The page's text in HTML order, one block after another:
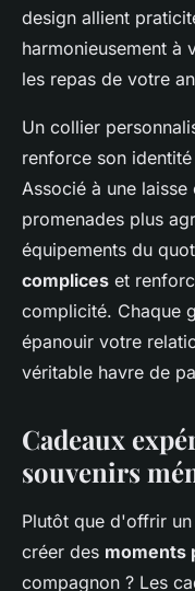
design allient
harmonieusement à
les repas de votre
Un collier
renforce son
Associé à une
promenades plus
équipements du
complices et
complicité. Chaque
épanouir votre
véritable havre de
Cadeaux
souvenirs
Plutôt que d'offrir
créer des moments
compagnon ? Les